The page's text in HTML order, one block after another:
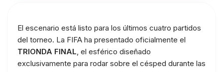
El escenario está listo para los últimos cuatro partidos
del torneo. La FIFA ha presentado oficialmente el
TRIONDA FINAL, el esférico diseñado
exclusivamente para rodar sobre el césped durante las